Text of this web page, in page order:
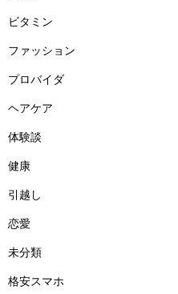
ビタミン
ファッション
プロバイダ
ヘアケア
体験談
健康
引越し
恋愛
未分類
格安スマホ